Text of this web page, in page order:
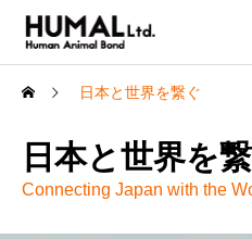
日本と世界を繋ぐ
日本と世界を
Connecting Japan with the